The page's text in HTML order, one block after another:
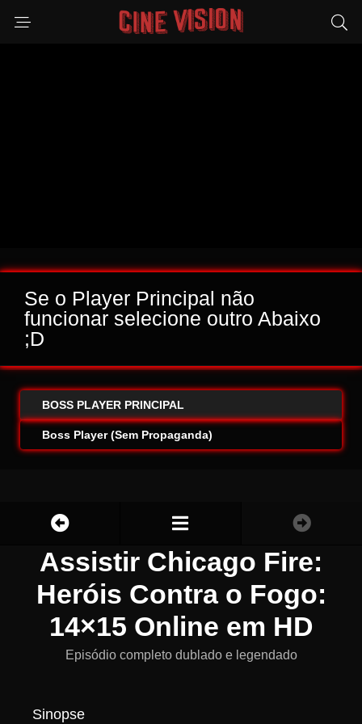
Se o Player Principal não
funcionar selecione outro Abaixo
;D
BOSS PLAYER PRINCIPAL
Boss Player (Sem Propaganda)
Assistir Chicago Fire:
Heróis Contra o Fogo:
14×15 Online em HD
Episódio completo dublado e legendado
Sinopse